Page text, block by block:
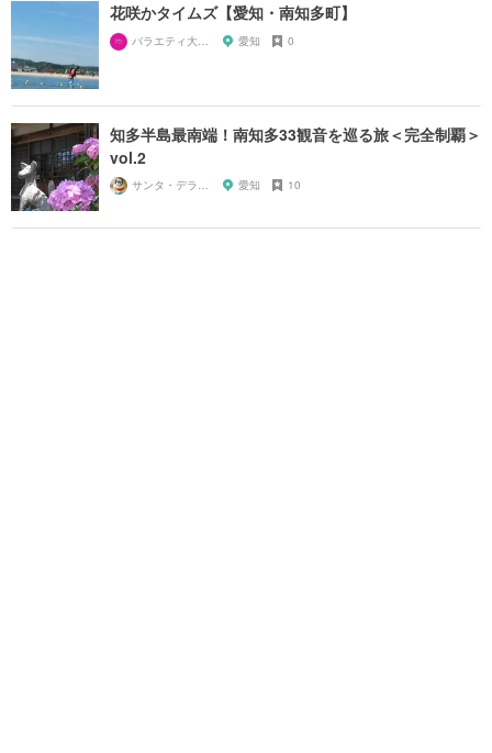
花咲かタイムズ【愛知・南知多町】
バラエティ大好き芸人 愛知 0
知多半島最南端！南知多33観音を巡る旅＜完全制覇＞
vol.2
サンタ・デラックス 愛知 10